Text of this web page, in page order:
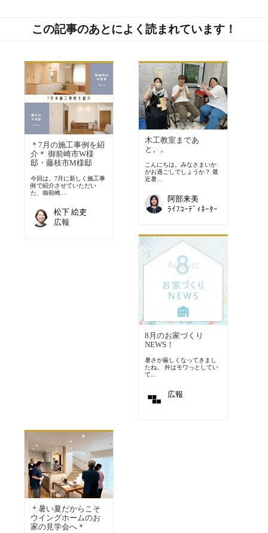
この記事のあとによく読まれています！
＊7月の施工事例を紹
介＊ 御前崎市W様
邸・藤枝市M様邸
今回は、7月に新しく施工事
例で紹介させていただい
た、御前崎....
松下 絵吏
広報
木工教室まであ
と。。
こんにちは。みなさまいか
がお過ごしでしょうか？ 最
近暑...
阿部来美
ﾗｲﾌｺｰﾃﾞｨﾈｰﾀｰ
8月のお家づくり
NEWS！
暑さが厳しくなってきまし
たね。 外はモワっとしてい
て...
広報
＊暑い夏だからこそ
ウイングホームのお
家の見学会へ＊